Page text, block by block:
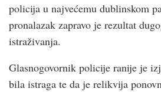
policija u najvećemu dublinskom
pronalazak zapravo je rezultat
istraživanja.
Glasnogovornik policije ranije je
bila istraga te da je relikvija